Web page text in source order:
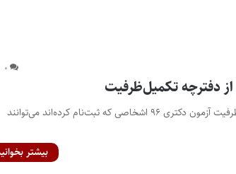
۰
دفترچه تکمیل‌ظرفیت
تغییر در برخی‌ کدرشته‌محل‌های مرحله تکمیل‌ظرفیت آزمون دکتری ۹۶ اشخاصی که ثبت‌نام کرده‌اند می‌توانند
بیشتر